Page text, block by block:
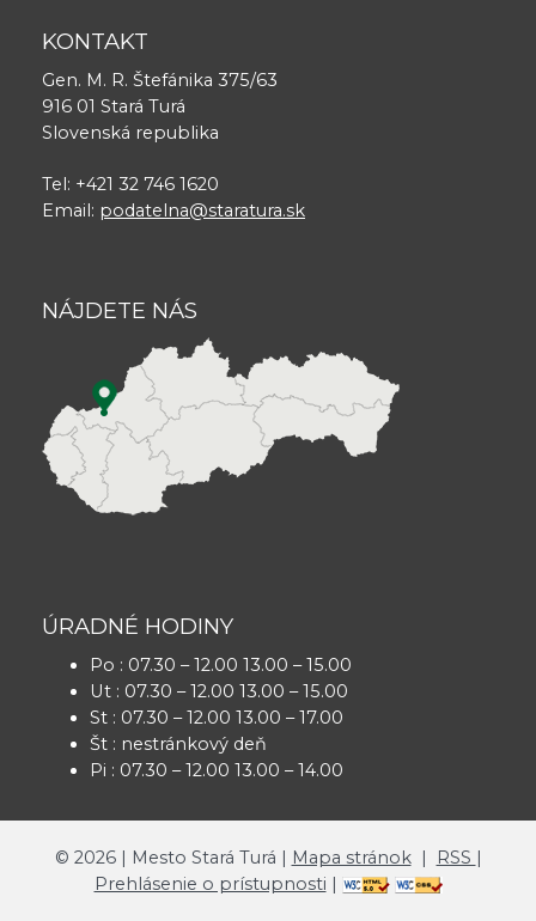
KONTAKT
Gen. M. R. Štefánika 375/63
916 01 Stará Turá
Slovenská republika
Tel: +421 32 746 1620
Email: podatelna@staratura.sk
NÁJDETE NÁS
ÚRADNÉ HODINY
Po : 07.30 – 12.00 13.00 – 15.00
Ut : 07.30 – 12.00 13.00 – 15.00
St : 07.30 – 12.00 13.00 – 17.00
Št : nestránkový deň
Pi : 07.30 – 12.00 13.00 – 14.00
© 2026| Mesto Stará Turá | Mapa stránok| RSS |
Prehlásenie o prístupnosti |